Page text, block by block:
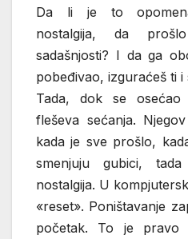
Da li je to
nostalgija, da
sadašnjosti? I da ga
pobeđivao, izguraćeš ti i
Tada, dok se osećao
fleševa sećanja.
kada je sve prošlo,
smenjuju gubici,
nostalgija. U
«reset». Poništavanje
početak. To je